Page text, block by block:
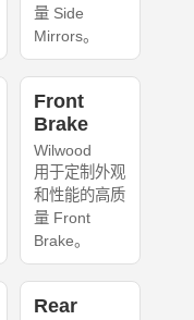
量 Side
Mirrors。
Front
Brake
Wilwood
用于定制外观
和性能的高质
量 Front
Brake。
Rear